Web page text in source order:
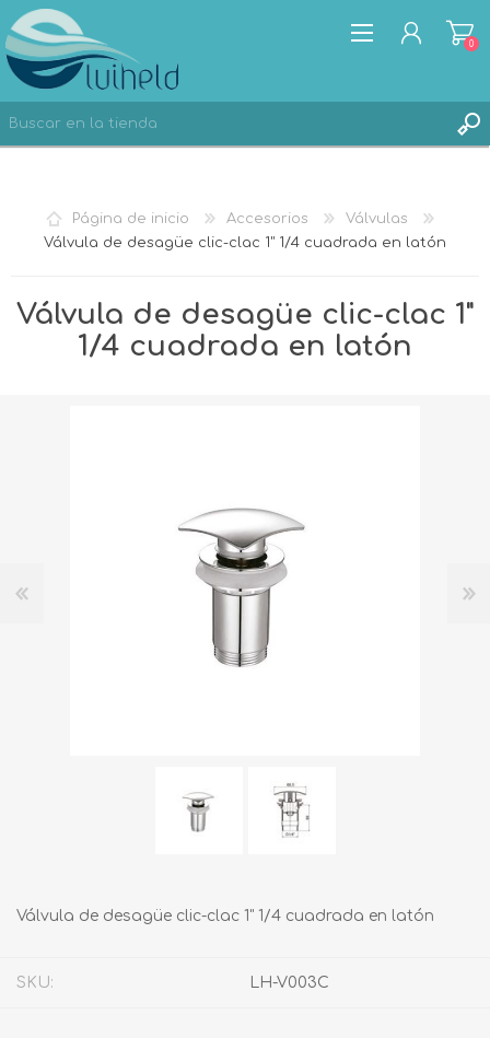
REGISTRO
INICIA SESIÓN
0
Página de inicio Accesorios
Válvulas
Válvula de desagüe clic-clac 1" 1/4 cuadrada en latón
Válvula de desagüe clic-clac 1"
1/4 cuadrada en latón
Válvula de desagüe clic-clac 1" 1/4 cuadrada en latón
SKU: LH-V003C